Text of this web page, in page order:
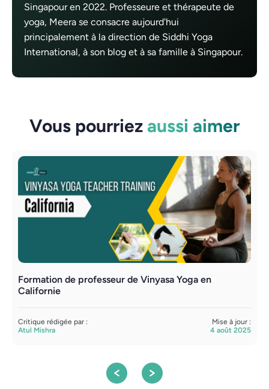
Singapour en 2022. Professeure et thérapeute de
yoga, Meera se consacre aujourd'hui
principalement à la direction de Siddhi Yoga
International, à son blog et à sa famille à Singapour.
Vous pourriez aussi aimer
Formation de professeur de Vinyasa Yoga en
Californie
Critique rédigée par :
Atul Mishra
Mise à jour :
4 août 2025